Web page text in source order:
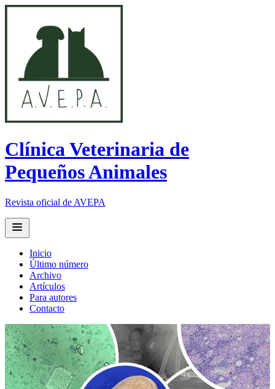
Clínica Veterinaria de
Pequeños Animales
Revista oficial de AVEPA
Open main menu
Inicio
Último número
Archivo
Artículos
Para autores
Contacto